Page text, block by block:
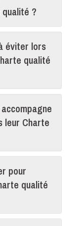
?
éviter lors
qualité
leur Charte
pour
qualité